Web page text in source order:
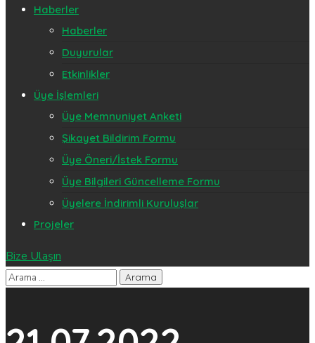
Haberler
Haberler
Duyurular
Etkinlikler
Üye İşlemleri
Üye Memnuniyet Anketi
Şikayet Bildirim Formu
Üye Öneri/İstek Formu
Üye Bilgileri Güncelleme Formu
Üyelere İndirimli Kuruluşlar
Projeler
Bize Ulaşın